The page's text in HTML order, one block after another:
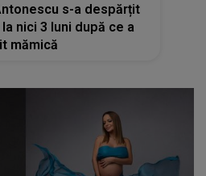
s-a despărțit
nici 3 luni după ce a
mămică